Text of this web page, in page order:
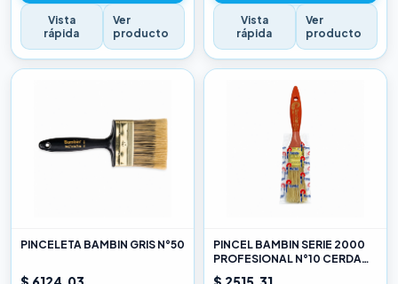
Vista
rápida
Ver
producto
Vista
rápida
Ver
producto
PINCELETA BAMBIN GRIS N°50
PINCEL BAMBIN SERIE 2000
PROFESIONAL N°10 CERDA
CHINA BLANCA